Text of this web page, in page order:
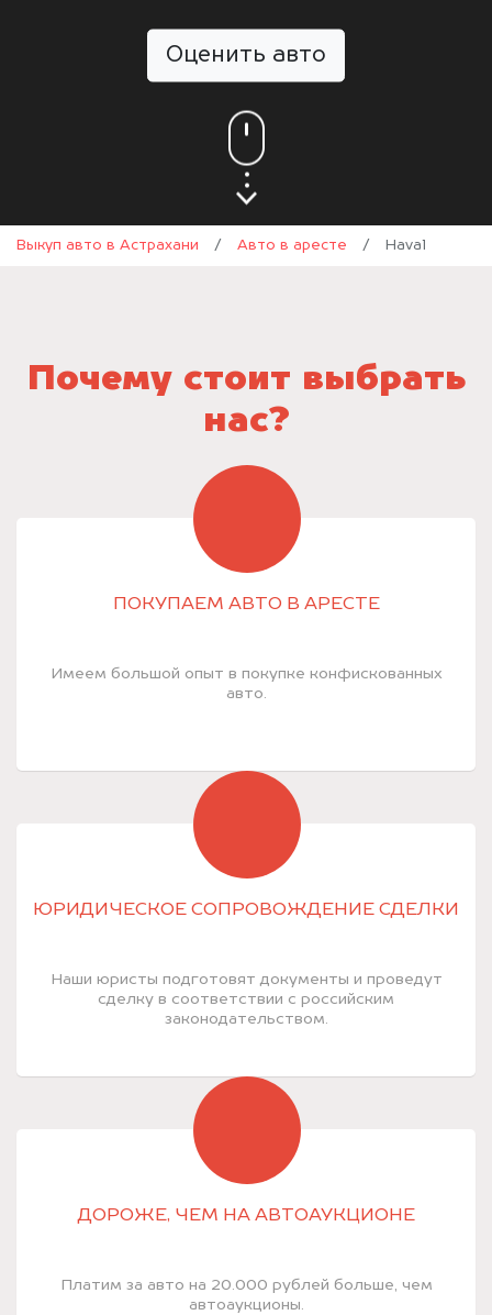
Оценить авто
Выкуп авто в Астрахани / Авто в аресте / Haval
Почему стоит выбрать
нас?
ПОКУПАЕМ АВТО В АРЕСТЕ
Имеем большой опыт в покупке конфискованных
авто.
ЮРИДИЧЕСКОЕ СОПРОВОЖДЕНИЕ СДЕЛКИ
Наши юристы подготовят документы и проведут
сделку в соответствии с российским
законодательством.
ДОРОЖЕ, ЧЕМ НА АВТОАУКЦИОНЕ
Платим за авто на 20.000 рублей больше, чем
автоаукционы.